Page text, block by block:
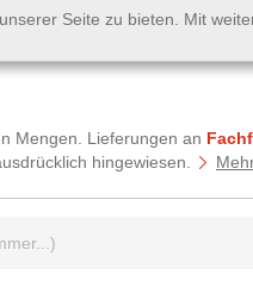
Seite zu bieten. Mit
Mengen. Lieferungen an
hingewiesen.